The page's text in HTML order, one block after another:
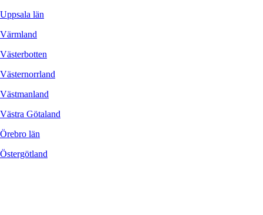
Uppsala län
Värmland
Västerbotten
Västernorrland
Västmanland
Västra Götaland
Örebro län
Östergötland